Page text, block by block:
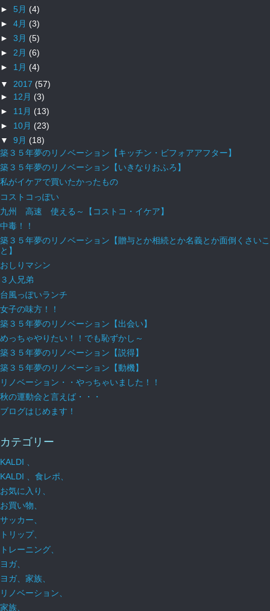
► 5月 (4)
► 4月 (3)
► 3月 (5)
► 2月 (6)
► 1月 (4)
▼ 2017 (57)
► 12月 (3)
► 11月 (13)
► 10月 (23)
▼ 9月 (18)
築３５年夢のリノベーション【キッチン・ビフォアアフター】
築３５年夢のリノベーション【いきなりおふろ】
私がイケアで買いたかったもの
コストコっぽい
九州 高速 使える～【コストコ・イケア】
中毒！！
築３５年夢のリノベーション【贈与とか相続とか名義とか面倒くさいこ
と】
おしりマシン
３人兄弟
台風っぽいランチ
女子の味方！！
築３５年夢のリノベーション【出会い】
めっちゃやりたい！！でも恥ずかし～
築３５年夢のリノベーション【説得】
築３５年夢のリノベーション【動機】
リノベーション・・やっちゃいました！！
秋の運動会と言えば・・・
ブログはじめます！
カテゴリー
KALDI 、
KALDI 、食レポ、
お気に入り、
お買い物、
サッカー、
トリップ、
トレーニング、
ヨガ、
ヨガ、家族、
リノベーション、
家族、